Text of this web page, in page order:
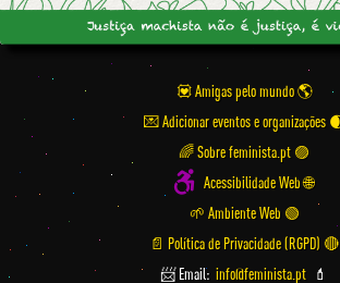
💟 Amigas pelo mundo
💌 Adicionar eventos e organizações
🌈 Sobre feminista.pt 🟣
Acessibilidade Web 🌐
🌱 Ambiente Web 🟢
📄 Política de Privacidade (RGPD) 🔴
📨 Email: info@feminista.pt 💄